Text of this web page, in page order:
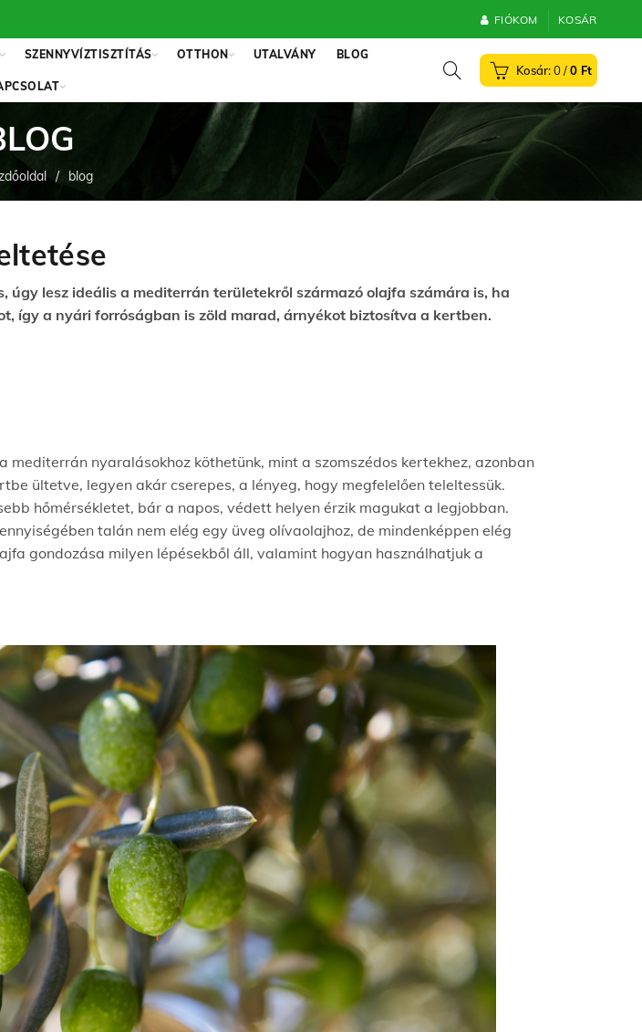
FIÓKOM KOSÁR
SZENNYVÍZTISZTÍTÁS OTTHON UTALVÁNY BLOG
0 / 0 Ft
blog
lesz ideális a mediterrán területekről származó olajfa számára is, ha
így a nyári forróságban is zöld marad, árnyékot biztosítva a kertben.
nyaralásokhoz köthetünk, mint a szomszédos kertekhez, azonban
ültetve, legyen akár cserepes, a lényeg, hogy megfelelően teleltessük.
hőmérsékletet, bár a napos, védett helyen érzik magukat a legjobban.
talán nem elég egy üveg olívaolajhoz, de mindenképpen elég
gondozása milyen lépésekből áll, valamint hogyan használhatjuk a